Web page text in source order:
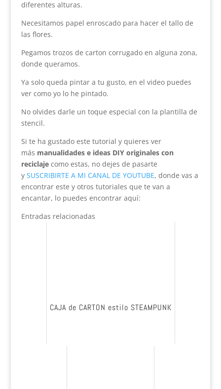
diferentes alturas.
Necesitamos papel enroscado para hacer el tallo de
las flores.
Pegamos trozos de carton corrugado en alguna zona,
donde queramos.
Ya solo queda pintar a tu gusto, en el video puedes
ver como yo lo he pintado.
No olvides darle un toque especial con la plantilla de
stencil.
Si te ha gustado este tutorial y quieres ver
más manualidades e ideas DIY originales con
reciclaje como estas, no dejes de pasarte
y SUSCRIBIRTE A MI CANAL DE YOUTUBE, donde vas a
encontrar este y otros tutoriales que te van a
encantar, lo puedes encontrar aquí:
Entradas relacionadas
CAJA de CARTON estilo STEAMPUNK